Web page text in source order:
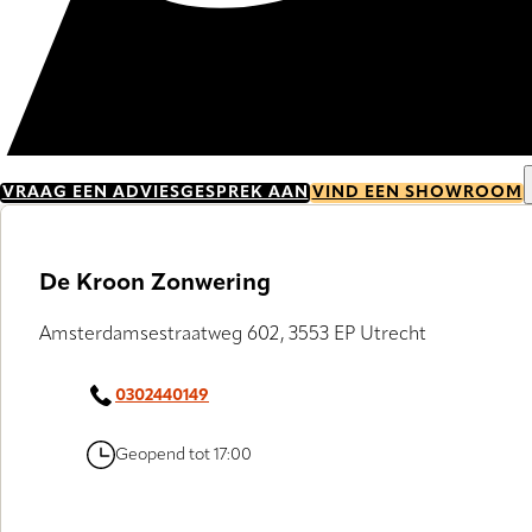
VRAAG EEN ADVIESGESPREK AAN VIND EEN SHOWROOM
De Kroon Zonwering
Amsterdamsestraatweg 602, 3553 EP Utrecht
0302440149
Geopend tot 17:00